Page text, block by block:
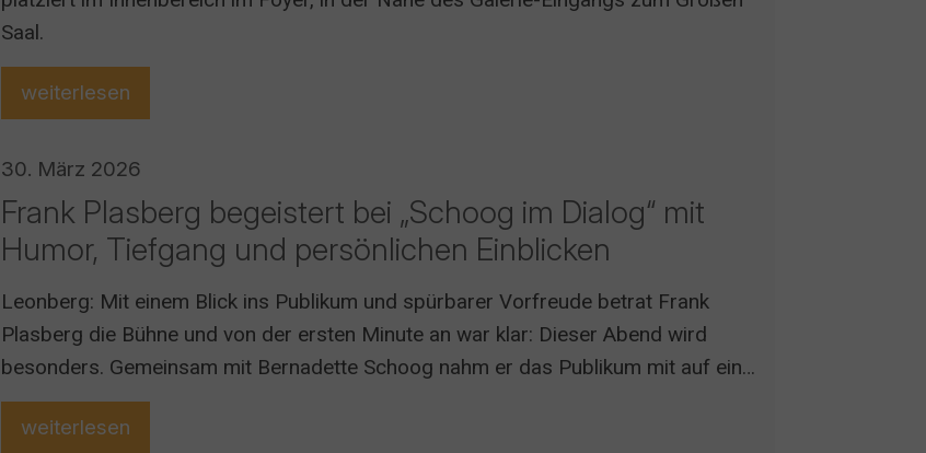
Saal.
weiterlesen
30. März 2026
Frank Plasberg begeistert bei „Schoog im Dialog“ mit
Humor, Tiefgang und persönlichen Einblicken
Leonberg: Mit einem Blick ins Publikum und spürbarer Vorfreude betrat Frank
Plasberg die Bühne und von der ersten Minute an war klar: Dieser Abend wird
besonders. Gemeinsam mit Bernadette Schoog nahm er das Publikum mit auf eine
Reise voller Humor, Ehrlichkeit und überraschender Geschichten.
weiterlesen